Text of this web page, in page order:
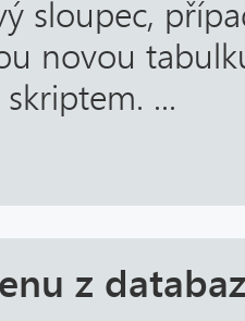
sloupec,
novou
...
z